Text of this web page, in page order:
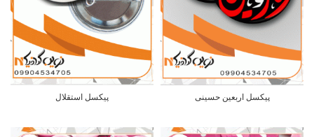
پیکسل اربعین حسینی پیکسل استقلال